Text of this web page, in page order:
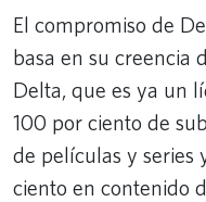
El compromiso de
basa en su creencia
Delta, que es ya un
100 por ciento de
de películas y
ciento en contenido